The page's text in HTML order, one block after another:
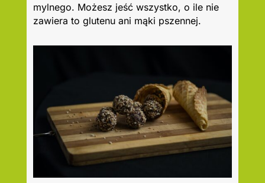
mylnego. Możesz jeść wszystko, o ile nie
zawiera to glutenu ani mąki pszennej.